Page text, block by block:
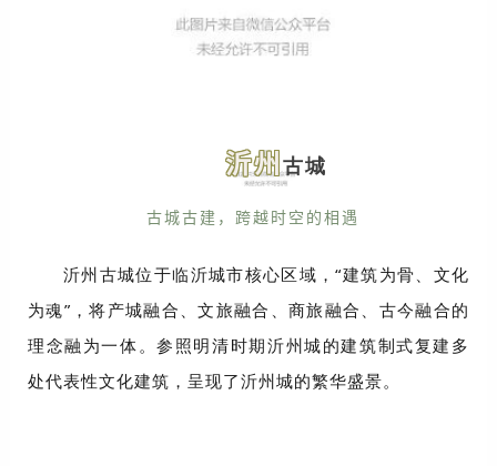
沂州古城
古城古建，跨越时空的相遇
沂州古城位于临沂城市核心区域，“建筑为骨、文化
为魂”，将产城融合、文旅融合、商旅融合、古今融合的
理念融为一体。参照明清时期沂州城的建筑制式复建多
处代表性文化建筑，呈现了沂州城的繁华盛景。